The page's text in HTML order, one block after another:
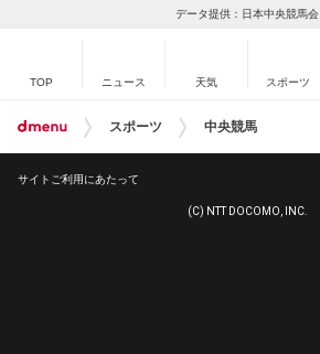
データ提供：日本中央競馬会
TOP ニュース 天気 スポーツ
スポーツ 中央競馬
サイトご利用にあたって
(C) NTT DOCOMO, INC.